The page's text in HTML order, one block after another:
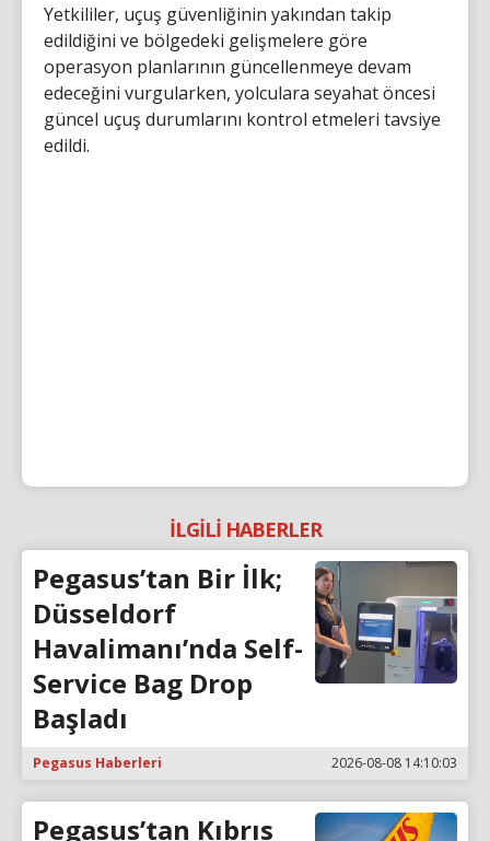
Yetkililer, uçuş güvenliğinin yakından takip
edildiğini ve bölgedeki gelişmelere göre
operasyon planlarının güncellenmeye devam
edeceğini vurgularken, yolculara seyahat öncesi
güncel uçuş durumlarını kontrol etmeleri tavsiye
edildi.
İLGİLİ HABERLER
Pegasus’tan Bir İlk;
Düsseldorf
Havalimanı’nda Self-
Service Bag Drop
Başladı
Pegasus Haberleri 2026-08-08 14:10:03
Pegasus’tan Kıbrıs